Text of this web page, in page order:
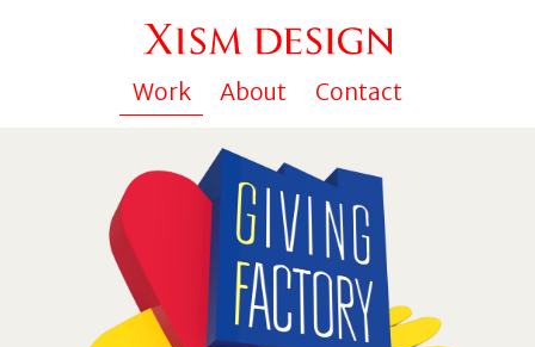
Work About Contact